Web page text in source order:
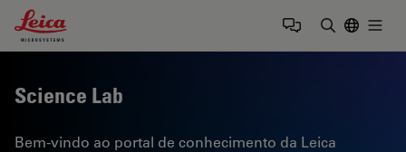
Leica Microsystems Logo
Science Lab
Bem-vindo ao portal de conhecimento da Leica